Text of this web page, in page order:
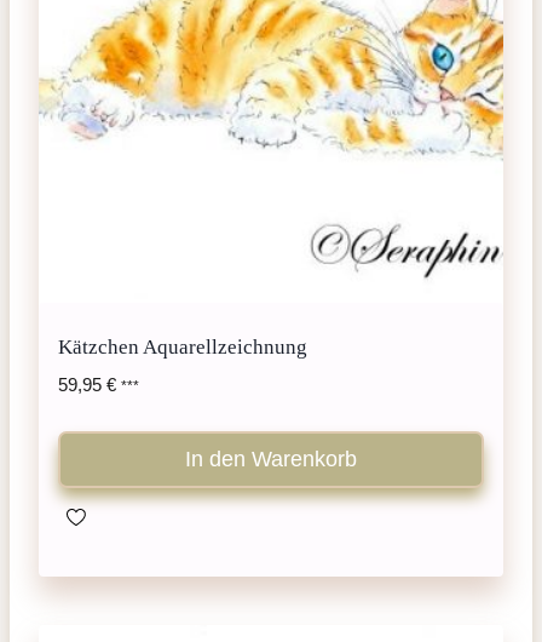
Kätzchen Aquarellzeichnung
59,95 € ***
In den Warenkorb